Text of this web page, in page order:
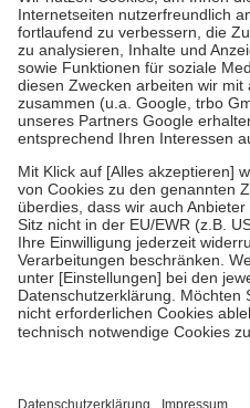
Kosten der Leistung zu entrichten.
Diese Regeln gelten
Bei Heilmitteln und häuslicher
Zuzahlung zehn Prozent der
Verordnung.
Um das Engagement der
stärken und die besondere
fallenkeine Zuzahlungenan bei:
• Kindern und Jugendlichen bis
mit Ausnahme der Fahrkosten
• Untersuchungen zur Vorsorge
GKV getragen werden
• empfohlenen Schutzimpfungen
• Harn- und Blutteststreifen
getroffen, um sicherzustellen,